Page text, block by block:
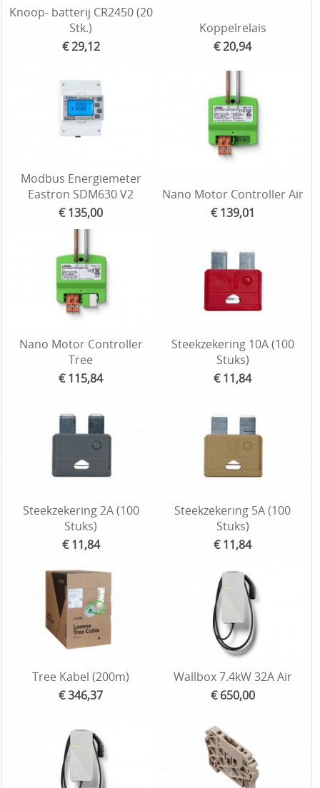
Knoop- batterij CR2450 (20
Stk.)
€ 29,12
Koppelrelais
€ 20,94
Modbus Energiemeter
Eastron SDM630 V2
€ 135,00
Nano Motor Controller Air
€ 139,01
Nano Motor Controller
Tree
€ 115,84
Steekzekering 10A (100
Stuks)
€ 11,84
Steekzekering 2A (100
Stuks)
€ 11,84
Steekzekering 5A (100
Stuks)
€ 11,84
Tree Kabel (200m)
€ 346,37
Wallbox 7.4kW 32A Air
€ 650,00